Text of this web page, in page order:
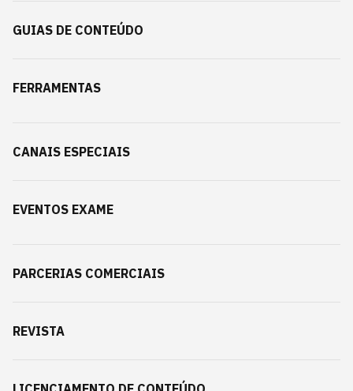
GUIAS DE CONTEÚDO
FERRAMENTAS
CANAIS ESPECIAIS
EVENTOS EXAME
PARCERIAS COMERCIAIS
REVISTA